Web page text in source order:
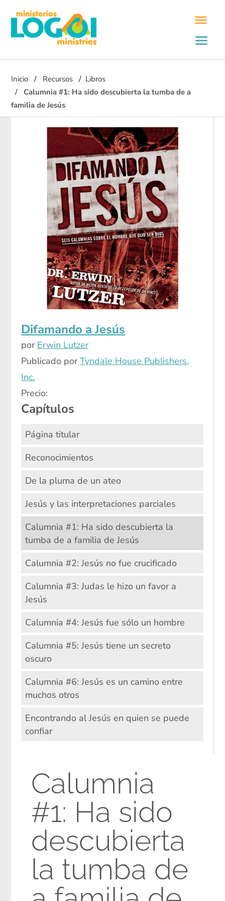
Inicio Recursos
Libros
Calumnia #1: Ha sido descubierta la tumba de a
familia de Jesús
Difamando a Jesús
por Erwin Lutzer
Publicado porTyndale House Publishers,
Inc.
Precio:
Capítulos
Página titular
Reconocimientos
De la pluma de un ateo
Jesús y las interpretaciones parciales
Calumnia #1: Ha sido descubierta la
tumba de a familia de Jesús
Calumnia #2: Jesús no fue crucificado
Calumnia #3: Judas le hizo un favor a
Jesús
Calumnia #4: Jesús fue sólo un hombre
Calumnia #5: Jesús tiene un secreto
oscuro
Calumnia #6: Jesús es un camino entre
muchos otros
Encontrando al Jesús en quien se puede
confiar
Calumnia
#1: Ha sido
descubierta
la tumba de